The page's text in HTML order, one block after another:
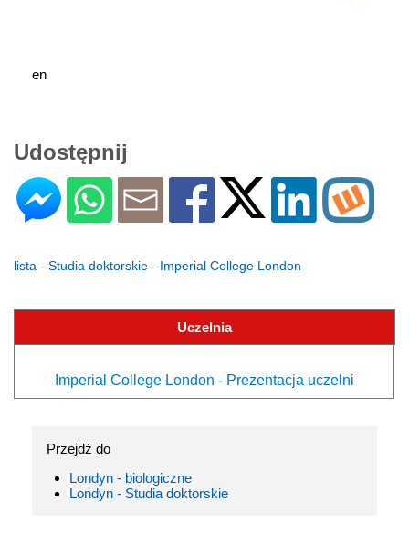
en
Udostępnij
lista - Studia doktorskie - Imperial College London
Uczelnia
Imperial College London - Prezentacja uczelni
Przejdź do
Londyn - biologiczne
Londyn - Studia doktorskie